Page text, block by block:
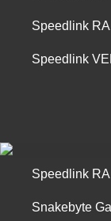
Speedlink
Speedlink
Speedlink
Snakebyte